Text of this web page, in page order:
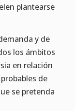
plantearse
y de
los ámbitos
en relación
de
se pretenda